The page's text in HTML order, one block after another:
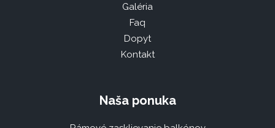
Galéria
Faq
Dopyt
Kontakt
Naša ponuka